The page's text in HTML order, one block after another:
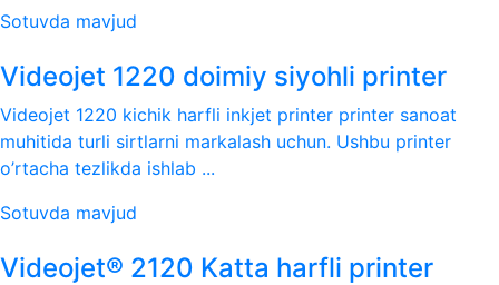
Sotuvda mavjud
Videojet 1220 doimiy siyohli printer
Videojet 1220 kichik harfli inkjet printer printer sanoat
muhitida turli sirtlarni markalash uchun. Ushbu printer
o’rtacha tezlikda ishlab ...
Sotuvda mavjud
Videojet® 2120 Katta harfli printer